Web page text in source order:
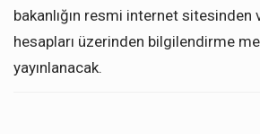
bakanlığın resmi internet sitesinden
hesapları üzerinden bilgilendirme
yayınlanacak.